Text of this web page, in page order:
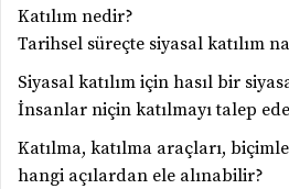
Katılım nedir?
Tarihsel süreçte siyasal katılım
Siyasal katılım için hasıl bir
İnsanlar niçin katılmayı talep
Katılma, katılma araçları,
hangi açılardan ele alınabilir?